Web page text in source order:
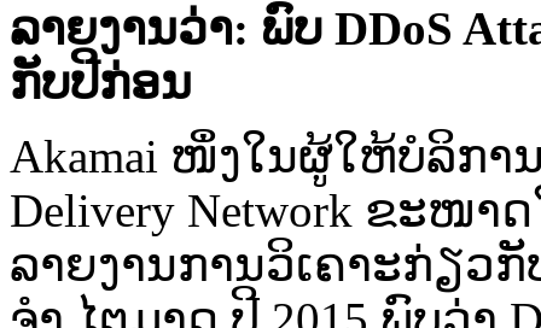
ລາຍ​ງານ​ວ່າ: ພົບ DDoS
ກັບ​ປີ​ກ່ອນ
Akamai ໜຶ່ງ​ໃນ​ຜູ້​ໃຫ້​ບໍລິການ
Delivery Network ຂະໜ
ລາຍ​ງານ​ການ​ວິ​ເຄາະ​ກ່ຽວກັ